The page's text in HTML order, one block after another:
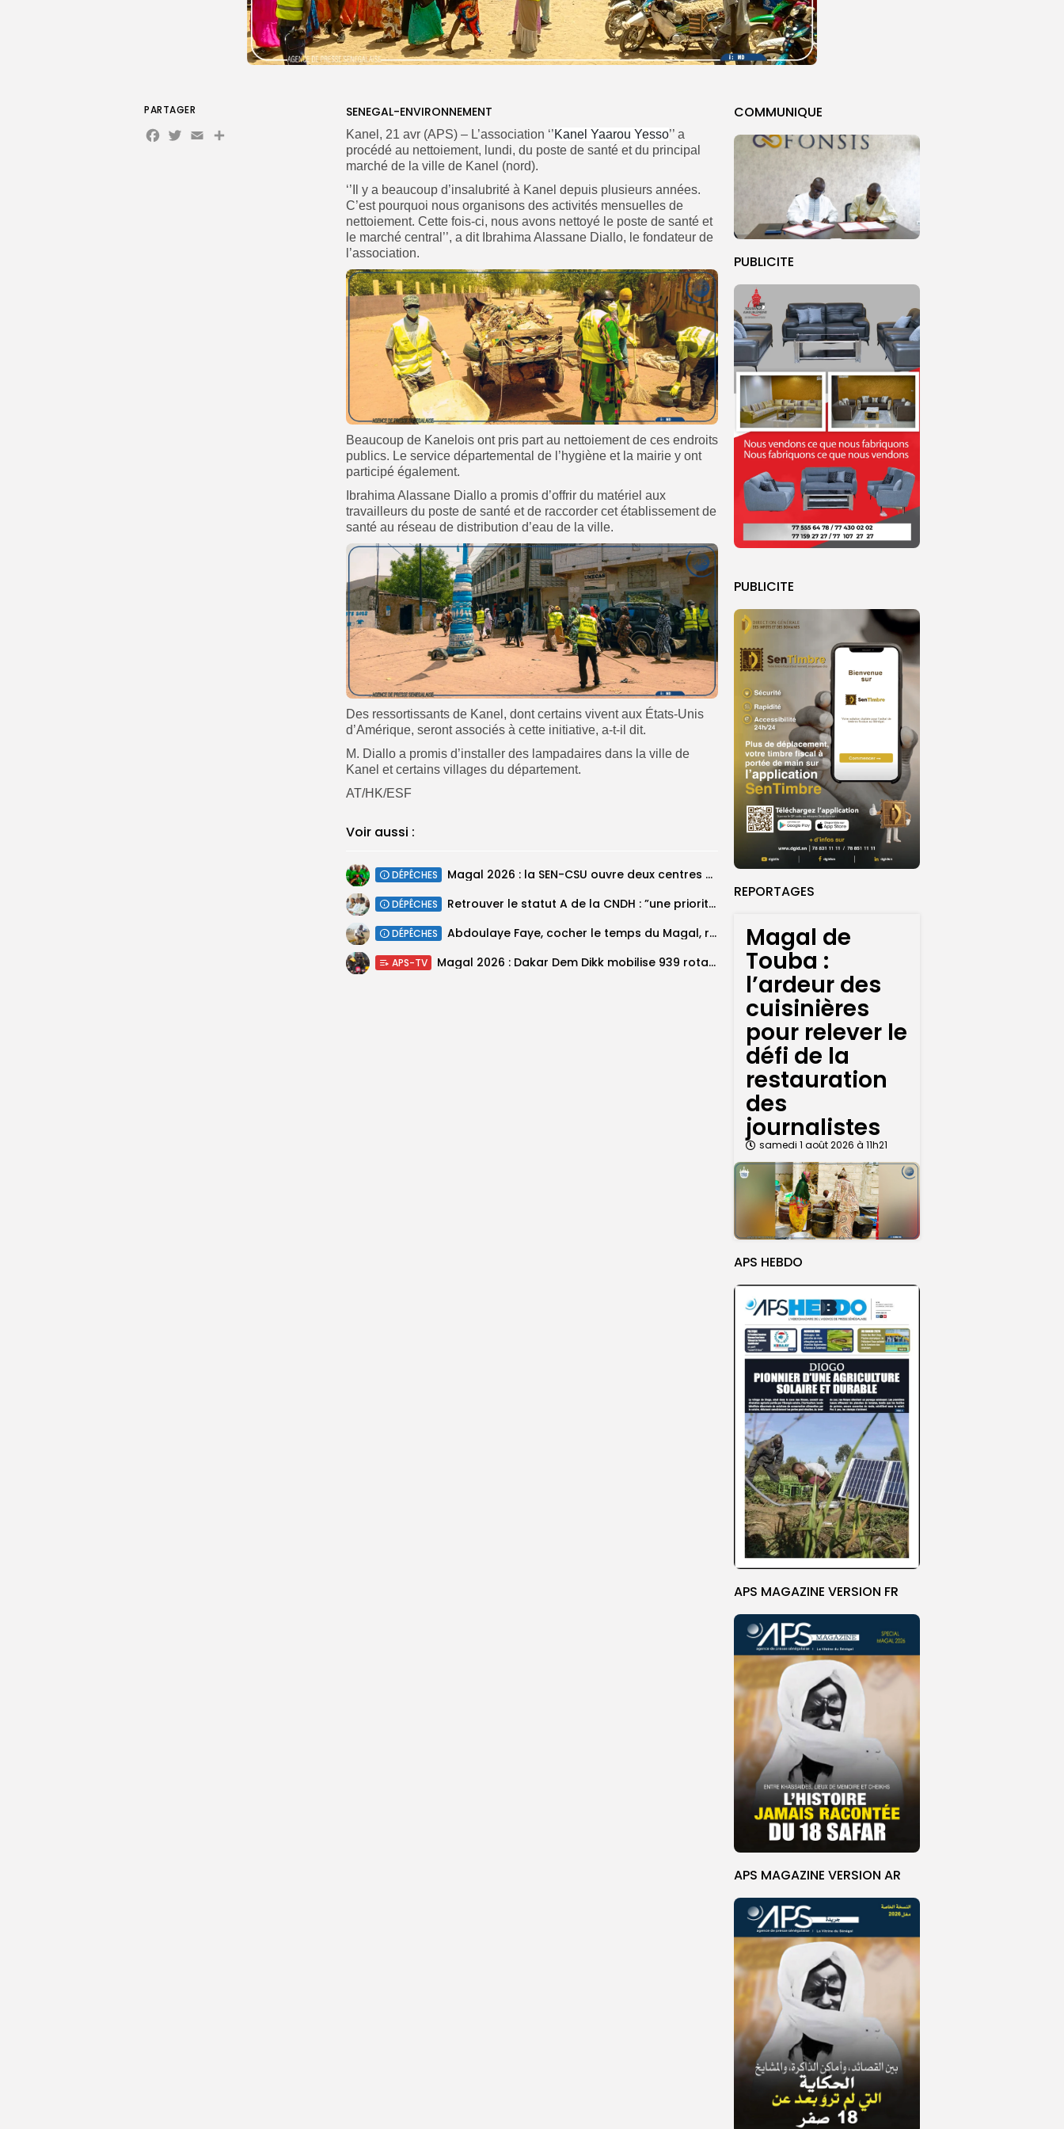
COMMUNIQUE
PUBLICITE
PUBLICITE
REPORTAGES
Magal de
Touba :
l’ardeur des
cuisinières
pour relever le
défi de la
restauration
des
journalistes
samedi 1 août 2026 à 11h21
APS HEBDO
APS MAGAZINE VERSION FR
APS MAGAZINE VERSION AR
SENEGAL-ENVIRONNEMENT
Kanel, 21 avr (APS) – L’association ‘’Kanel Yaarou Yesso’’ a
procédé au nettoiement, lundi, du poste de santé et du principal
marché de la ville de Kanel (nord).
‘’Il y a beaucoup d’insalubrité à Kanel depuis plusieurs années.
C’est pourquoi nous organisons des activités mensuelles de
nettoiement. Cette fois-ci, nous avons nettoyé le poste de santé et
le marché central’’, a dit Ibrahima Alassane Diallo, le fondateur de
l’association.
Beaucoup de Kanelois ont pris part au nettoiement de ces endroits
publics. Le service départemental de l’hygiène et la mairie y ont
participé également.
Ibrahima Alassane Diallo a promis d’offrir du matériel aux
travailleurs du poste de santé et de raccorder cet établissement de
santé au réseau de distribution d’eau de la ville.
Des ressortissants de Kanel, dont certains vivent aux États-Unis
d’Amérique, seront associés à cette initiative, a-t-il dit.
M. Diallo a promis d’installer des lampadaires dans la ville de
Kanel et certains villages du département.
AT/HK/ESF
Voir aussi :
DÉPÊCHES Magal 2026 : la SEN-CSU ouvre deux centres d’enrôlement à Touba
DÉPÊCHES Retrouver le statut A de la CNDH : ”une priorité nationale”, selon...
DÉPÊCHES Abdoulaye Faye, cocher le temps du Magal, rêve d’un lendemain meilleur
APS-TV Magal 2026 : Dakar Dem Dikk mobilise 939 rotations et transporte près...
PARTAGER
Facebook
Twitter
Email